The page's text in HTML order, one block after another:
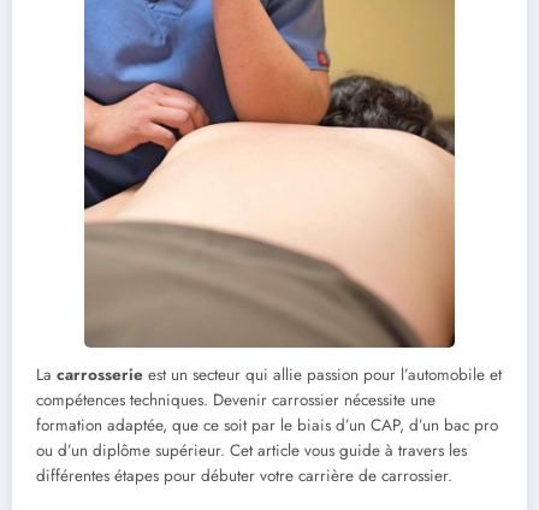
La carrosserie est un secteur qui allie passion pour l’automobile et
compétences techniques. Devenir carrossier nécessite une
formation adaptée, que ce soit par le biais d’un CAP, d’un bac pro
ou d’un diplôme supérieur. Cet article vous guide à travers les
différentes étapes pour débuter votre carrière de carrossier.